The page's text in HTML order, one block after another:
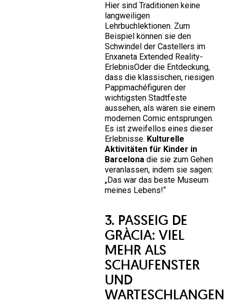
Hier sind Traditionen keine
langweiligen
Lehrbuchlektionen. Zum
Beispiel können sie den
Schwindel der Castellers im
Enxaneta Extended Reality-
ErlebnisOder die Entdeckung,
dass die klassischen, riesigen
Pappmachéfiguren der
wichtigsten Stadtfeste
aussehen, als wären sie einem
modernen Comic entsprungen.
Es ist zweifellos eines dieser
Erlebnisse. Kulturelle
Aktivitäten für Kinder in
Barcelona die sie zum Gehen
veranlassen, indem sie sagen:
„Das war das beste Museum
meines Lebens!“
3. PASSEIG DE
GRÀCIA: VIEL
MEHR ALS
SCHAUFENSTER
UND
WARTESCHLANGEN